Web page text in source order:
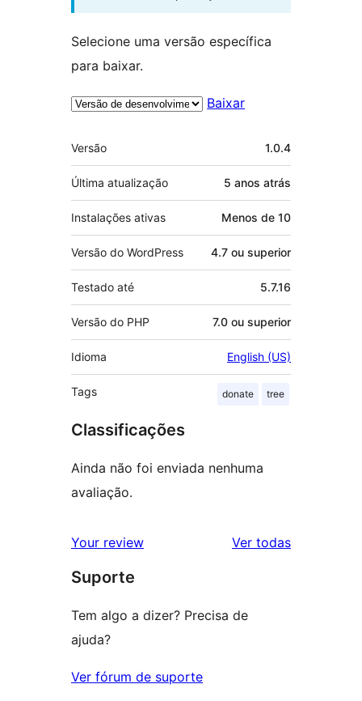
Selecione uma versão específica
para baixar.
Baixar
Meta
Versão 1.0.4
Última atualização 5 anos atrás
Instalações ativas Menos de 10
Versão do WordPress 4.7 ou superior
Testado até 5.7.16
Versão do PHP 7.0 ou superior
Idioma English (US)
Tags donate tree
Classificações
Ainda não foi enviada nenhuma
avaliação.
Your review Ver todasavaliações
Suporte
Tem algo a dizer? Precisa de
ajuda?
Ver fórum de suporte